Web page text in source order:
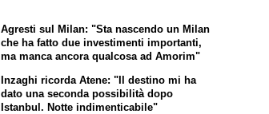
Agresti sul Milan: "Sta nascendo un Milan
che ha fatto due investimenti importanti,
ma manca ancora qualcosa ad Amorim"
Inzaghi ricorda Atene: "Il destino mi ha
dato una seconda possibilità dopo
Istanbul. Notte indimenticabile"